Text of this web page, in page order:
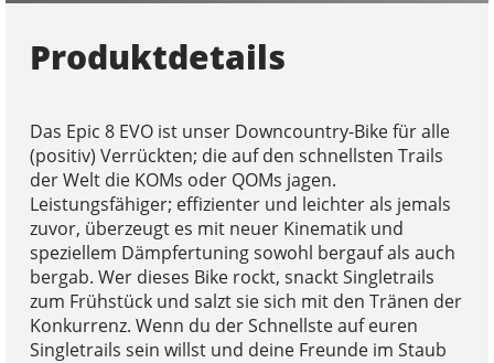
Produktdetails
Das Epic 8 EVO ist unser Downcountry-Bike für alle
(positiv) Verrückten; die auf den schnellsten Trails
der Welt die KOMs oder QOMs jagen.
Leistungsfähiger; effizienter und leichter als jemals
zuvor, überzeugt es mit neuer Kinematik und
speziellem Dämpfertuning sowohl bergauf als auch
bergab. Wer dieses Bike rockt, snackt Singletrails
zum Frühstück und salzt sie sich mit den Tränen der
Konkurrenz. Wenn du der Schnellste auf euren
Singletrails sein willst und deine Freunde im Staub